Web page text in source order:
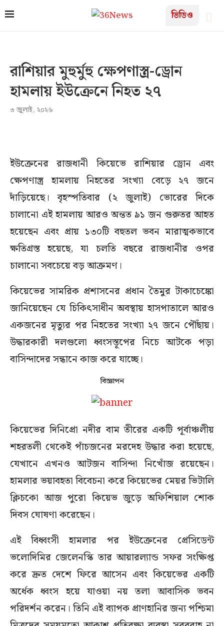
ভিডিও
রাশিয়ার মুহুর্মুহু ক্ষেপণাস্ত্র-ড্রোন
হামলায় ইউক্রেনে নিহত ২৭
৩ জুলাই, ২০২৬
ইউক্রেনের রাজধানী কিয়েভে রাশিয়ার ড্রোন এবং
ক্ষেপণাস্ত্র হামলায় নিহতের সংখ্যা বেড়ে ২৭ জনে
দাঁড়িয়েছে। বৃহস্পতিবার (২ জুলাই) ভোরের দিকে
চালানো এই হামলায় আরও অন্তত ৯১ জন গুরুতর আহত
হয়েছেন এবং প্রায় ১৩০টি বহুতল ভবন মারাত্মকভাবে
ক্ষতিগ্রস্ত হয়েছে, যা চলতি বছরে রাজধানীর ওপর
চালানো সবচেয়ে বড় আক্রমণ।
কিয়েভের সামরিক প্রশাসনের প্রধান তৈমুর টাকাচেঙ্কো
জানিয়েছেন যে চিকিৎসাধীন অবস্থায় হাসপাতালে আরও
একজনের মৃত্যুর পর নিহতের সংখ্যা ২৭ জনে পৌঁছায়।
উদ্ধারকারী দলগুলো ধ্বংসস্তূপের নিচে আটকে পড়া
বাসিন্দাদের সন্ধানে কাজ করে যাচ্ছে।
বিজ্ঞাপন
কিয়েভের দিনিপ্রো নদীর বাম তীরের একটি পূর্বাঞ্চলীয়
শহরতলী থেকেই পাঁচজনের মরদেহ উদ্ধার করা হয়েছে,
যেখানে এখনও আটজন বাসিন্দা নিখোঁজ রয়েছেন।
হামলার ভয়াবহতা বিবেচনা করে কিয়েভের মেয়র ভিটালি
ক্লিচকো আজ পুরো কিয়েভ জুড়ে অফিশিয়াল শোক
দিবস ঘোষণা করেছেন।
এই বিধ্বংসী হামলার পর ইউক্রেনের প্রেসিডেন্ট
ভলোদিমির জেলেনস্কি তার আয়ারল্যান্ড সফর সংক্ষিপ্ত
করে দ্রুত দেশে ফিরে আসেন এবং কিয়েভের একটি
অর্ধেক ধ্বংস হয়ে যাওয়া নয় তলা আবাসিক ভবন
পরিদর্শন করেন। তিনি এই ব্যাপক প্রাণহানির জন্য পশ্চিমা